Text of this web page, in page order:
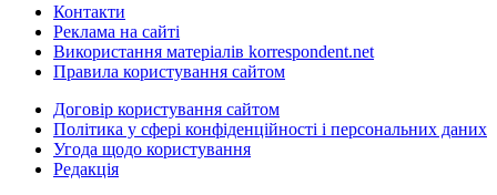
Контакти
Реклама на сайті
Використання матеріалів korrespondent.net
Правила користування сайтом
Договір користування сайтом
Політика у сфері конфіденційності і персональних даних
Угода щодо користування
Редакція